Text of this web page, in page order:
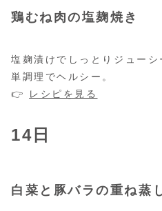
鶏むね肉の塩麹焼き
塩麹漬けでしっとりジュー
単調理でヘルシー。
👉
レシピを見る
14日
白菜と豚バラの重ね蒸